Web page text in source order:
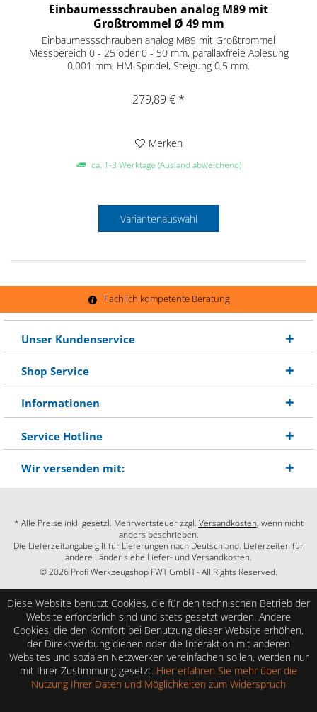
Einbaumessschrauben analog M89 mit
Großtrommel Ø 49 mm
Einbaumessschrauben analog M89 mit Großtrommel
Messbereich 0 - 25 oder 0 - 50 mm, parallaxfreie Ablesung
0,001 mm, HM-Spindel, Steigung 0,5 mm.
279,89 € *
Merken
ca. 1-3 Werktage (Ausland abweichend)
Variantenauswahl
Fachlich kompetente Beratung
Unser Kundenservice
Shop Service
Informationen
Service Hotline
Wir versenden mit:
* Alle Preise inkl. gesetzl. Mehrwertsteuer zzgl. Versandkosten, wenn nicht
anders beschrieben.
Die Lieferzeitangabe gilt für Lieferungen nach Deutschland. Lieferzeiten für
andere Länder siehe Liefer- und Versandkosten.
© 2026 Profi Werkzeugshop FWT GmbH - All Rights Reserved.
Diese Website benutzt Cookies, die für den technischen Betrieb der
Website erforderlich sind und stets gesetzt werden. Andere
Cookies, die den Komfort bei Benutzung dieser Website erhöhen,
der Direktwerbung dienen oder die Interaktion mit anderen
Websites und sozialen Netzwerken vereinfachen sollen, werden nur
mit Ihrer Zustimmung gesetzt. Hier erfahren Sie mehr über die
Nutzung Ihrer Daten und Möglichkeiten zum Widerspruch